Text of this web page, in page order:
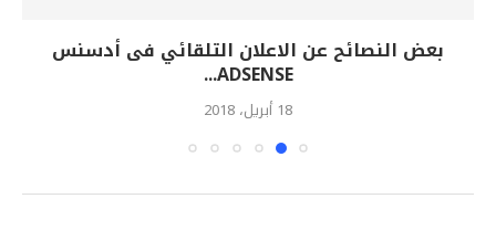
بعض النصائح عن الاعلان التلقائي فى أدسنس
ADSENSE...
18 أبريل، 2018